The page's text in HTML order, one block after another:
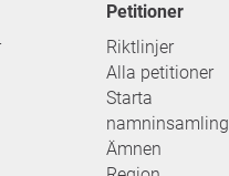
Petitioner
Riktlinjer
Alla petitioner
Starta
namninsamling
Ämnen